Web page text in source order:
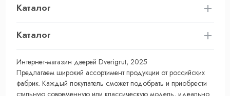
Каталог
Каталог
Интернет-магазин дверей Dverigrut, 2025
Предлагаем широкий ассортимент продукции от российских
фабрик. Каждый покупатель сможет подобрать и приобрести
стильную современную или классическую модель, идеально